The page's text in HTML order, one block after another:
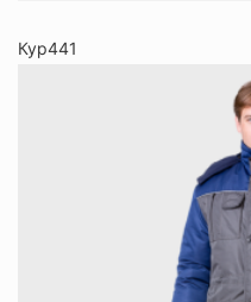
Кур441